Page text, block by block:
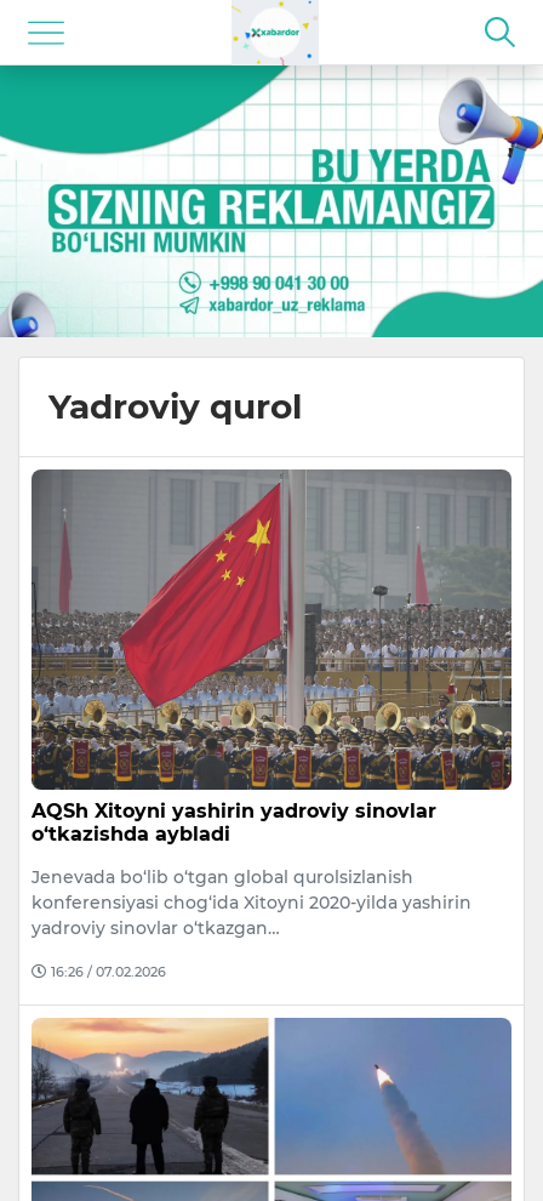
Yadroviy qurol
AQSh Xitoyni yashirin yadroviy sinovlar
o‘tkazishda aybladi
Jenevada bo‘lib o‘tgan global qurolsizlanish
konferensiyasi chog‘ida Xitoyni 2020-yilda yashirin
yadroviy sinovlar o‘tkazgan…
16:26 / 07.02.2026